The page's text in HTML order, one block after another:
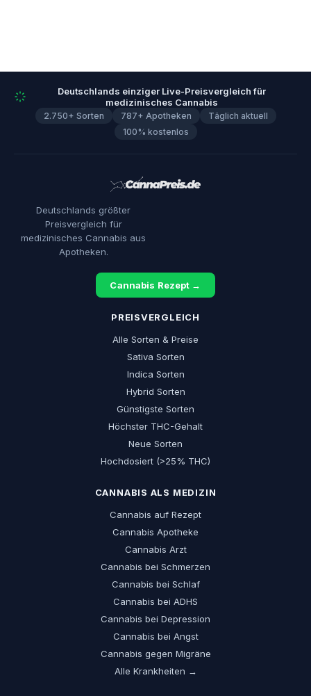
Deutschlands einziger Live-Preisvergleich für
medizinisches Cannabis
2.750+ Sorten 787+ Apotheken
Täglich aktuell
100% kostenlos
Deutschlands größter
Preisvergleich für
medizinisches Cannabis aus
Apotheken.
Cannabis Rezept →
PREISVERGLEICH
Alle Sorten & Preise
Sativa Sorten
Indica Sorten
Hybrid Sorten
Günstigste Sorten
Höchster THC-Gehalt
Neue Sorten
Hochdosiert (>25% THC)
CANNABIS ALS MEDIZIN
Cannabis auf Rezept
Cannabis Apotheke
Cannabis Arzt
Cannabis bei Schmerzen
Cannabis bei Schlaf
Cannabis bei ADHS
Cannabis bei Depression
Cannabis bei Angst
Cannabis gegen Migräne
Alle Krankheiten →